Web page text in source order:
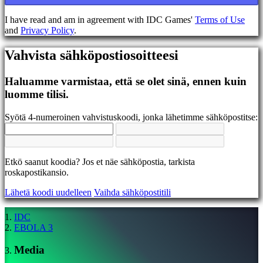
EL
EN
ES
FI
FR
HR
JA
KO
NL
PL
SR
SV
TR
UK
VI
ZH
Peli
I have read and am in agreement with IDC Games' Terms of Use
and Privacy Policy.
Vahvista sähköpostiosoitteesi
Haluamme varmistaa, että se olet sinä, ennen kuin
luomme tilisi.
Syötä 4-numeroinen vahvistuskoodi, jonka lähetimme sähköpostitse:
Etkö saanut koodia? Jos et näe sähköpostia, tarkista
roskapostikansio.
Lähetä koodi uudelleen Vaihda sähköpostitili
IDC
EBOLA 3
Media